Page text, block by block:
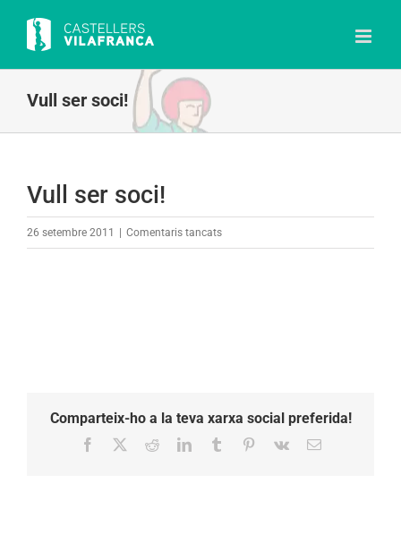
content
Vull ser soci!
Vull ser soci!
26 setembre 2011 Comentaris tancatsa
Comparteix-ho a la teva xarxa social preferida!
Facebook RedditLinkedInTumblr Pinterest
Vk Email: